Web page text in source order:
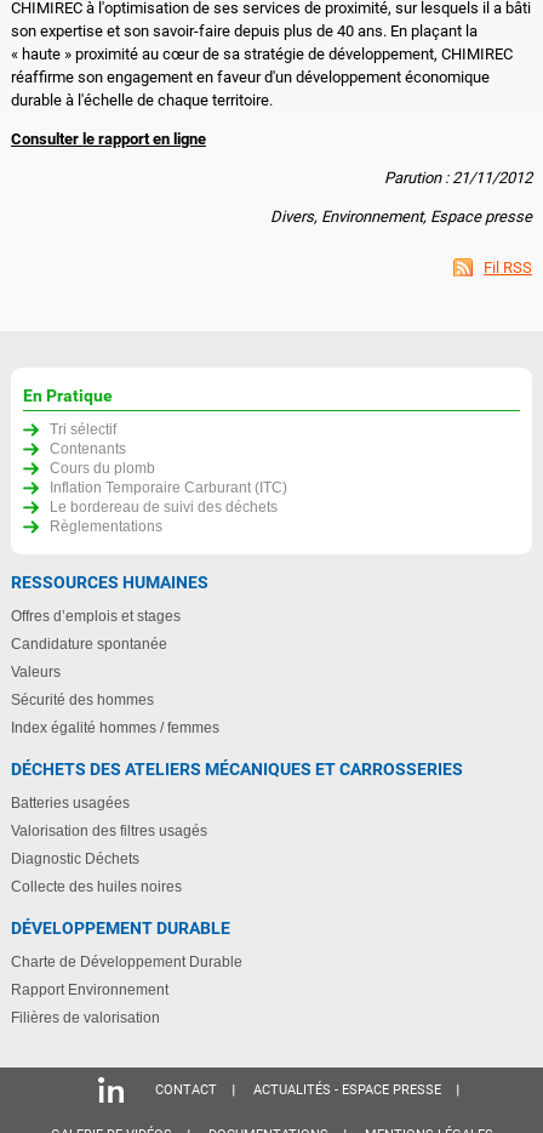
CHIMIREC à l'optimisation de ses services de proximité, sur lesquels il a bâti
son expertise et son savoir-faire depuis plus de 40 ans. En plaçant la
« haute » proximité au cœur de sa stratégie de développement, CHIMIREC
réaffirme son engagement en faveur d'un développement économique
durable à l'échelle de chaque territoire.
Consulter le rapport en ligne
Parution : 21/11/2012
Divers, Environnement, Espace presse
Fil RSS
En Pratique
Tri sélectif
Contenants
Cours du plomb
Inflation Temporaire Carburant (ITC)
Le bordereau de suivi des déchets
Règlementations
RESSOURCES HUMAINES
Offres d’emplois et stages
Candidature spontanée
Valeurs
Sécurité des hommes
Index égalité hommes / femmes
DÉCHETS DES ATELIERS MÉCANIQUES ET CARROSSERIES
Batteries usagées
Valorisation des filtres usagés
Diagnostic Déchets
Collecte des huiles noires
DÉVELOPPEMENT DURABLE
Charte de Développement Durable
Rapport Environnement
Filières de valorisation
CONTACT ACTUALITÉS - ESPACE PRESSE